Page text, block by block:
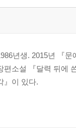
년생. 2015년 『
편소설 『달력 뒤에
』이 있다.